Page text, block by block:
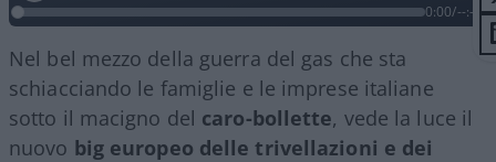
0:00/--:--
Nel bel mezzo della guerra del gas che sta
schiacciando le famiglie e le imprese italiane
sotto il macigno del caro-bollette, vede la luce il
nuovo big europeo delle trivellazioni e dei